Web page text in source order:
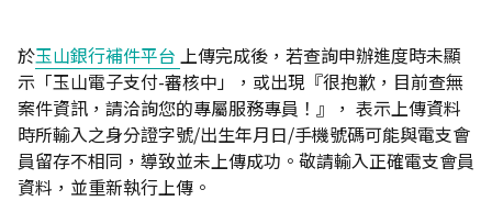
於玉山銀行補件平台 上傳完成後，若查詢申辦進度時未顯
示「玉山電子支付-審核中」，或出現『很抱歉，目前查無
案件資訊，請洽詢您的專屬服務專員！』， 表示上傳資料
時所輸入之身分證字號/出生年月日/手機號碼可能與電支會
員留存不相同，導致並未上傳成功。敬請輸入正確電支會員
資料，並重新執行上傳。